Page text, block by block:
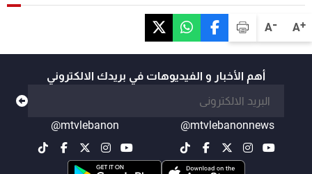
A+
A-
أهم الأخبار و الفيديوهات في بريدك الالكتروني
@mtvlebanonnews
@mtvlebanon